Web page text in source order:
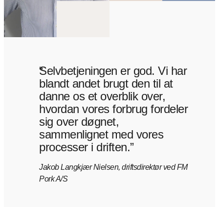
“
Selvbetjeningen er god. Vi har
blandt andet brugt den til at
danne os et overblik over,
hvordan vores forbrug fordeler
sig over døgnet,
sammenlignet med vores
processer i driften.”
Jakob Langkjær Nielsen, driftsdirektør ved FM
Pork A/S